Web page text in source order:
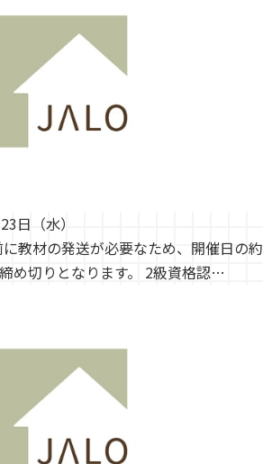
日（水）
教材の発送が必要なため、開催日の約
め切りとなります。 2級資格認…